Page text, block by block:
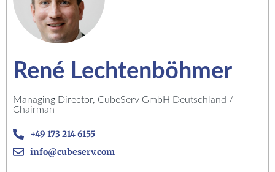
René Lechtenböhmer
Managing Director, CubeServ GmbH Deutschland /
Chairman
+49 173 214 6155
info@cubeserv.com